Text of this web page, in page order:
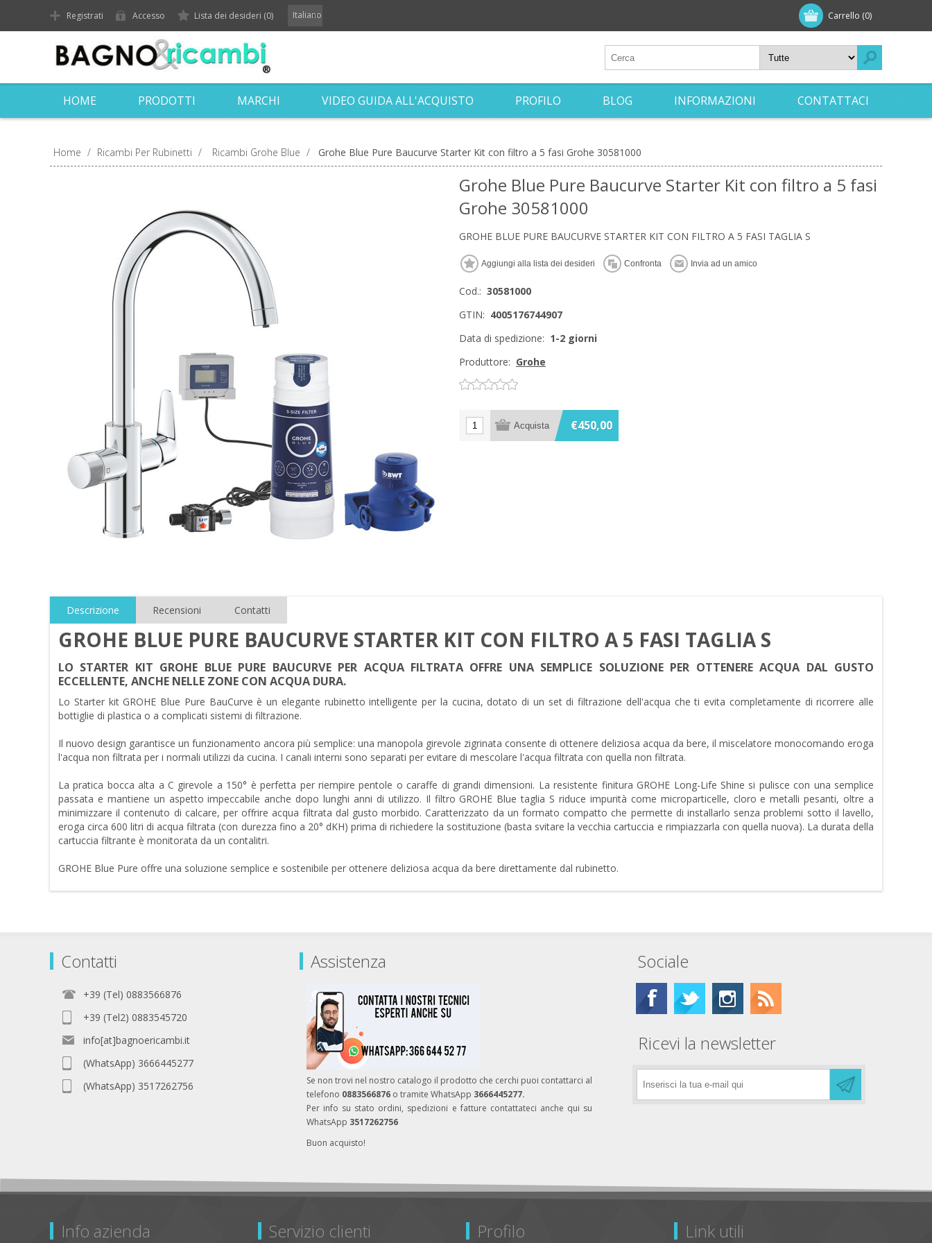
Carrello (0)
Registrati Accesso Lista dei desideri (0) Italiano
HOME PRODOTTI MARCHI VIDEO GUIDA ALL'ACQUISTO PROFILO BLOG INFORMAZIONI CONTATTACI
Home / Ricambi Per Rubinetti / Ricambi Grohe Blue / Grohe Blue Pure Baucurve Starter Kit con filtro a 5 fasi Grohe 30581000
Grohe Blue Pure Baucurve Starter Kit con filtro a 5 fasi
Grohe 30581000
GROHE BLUE PURE BAUCURVE STARTER KIT CON FILTRO A 5 FASI TAGLIA S
Cod.: 30581000
GTIN: 4005176744907
Data di spedizione: 1-2 giorni
Produttore: Grohe
€450,00
Descrizione Recensioni Contatti
GROHE BLUE PURE BAUCURVE STARTER KIT CON FILTRO A 5 FASI TAGLIA S
LO STARTER KIT GROHE BLUE PURE BAUCURVE PER ACQUA FILTRATA OFFRE UNA SEMPLICE SOLUZIONE PER OTTENERE ACQUA DAL GUSTO
ECCELLENTE, ANCHE NELLE ZONE CON ACQUA DURA.
Lo Starter kit GROHE Blue Pure BauCurve è un elegante rubinetto intelligente per la cucina, dotato di un set di filtrazione dell'acqua che ti evita completamente di ricorrere alle
bottiglie di plastica o a complicati sistemi di filtrazione.
Il nuovo design garantisce un funzionamento ancora più semplice: una manopola girevole zigrinata consente di ottenere deliziosa acqua da bere, il miscelatore monocomando eroga
l'acqua non filtrata per i normali utilizzi da cucina. I canali interni sono separati per evitare di mescolare l'acqua filtrata con quella non filtrata.
La pratica bocca alta a C girevole a 150° è perfetta per riempire pentole o caraffe di grandi dimensioni. La resistente finitura GROHE Long-Life Shine si pulisce con una semplice
passata e mantiene un aspetto impeccabile anche dopo lunghi anni di utilizzo. Il filtro GROHE Blue taglia S riduce impurità come microparticelle, cloro e metalli pesanti, oltre a
minimizzare il contenuto di calcare, per offrire acqua filtrata dal gusto morbido. Caratterizzato da un formato compatto che permette di installarlo senza problemi sotto il lavello,
eroga circa 600 litri di acqua filtrata (con durezza fino a 20° dKH) prima di richiedere la sostituzione (basta svitare la vecchia cartuccia e rimpiazzarla con quella nuova). La durata della
cartuccia filtrante è monitorata da un contalitri.
GROHE Blue Pure offre una soluzione semplice e sostenibile per ottenere deliziosa acqua da bere direttamente dal rubinetto.
Contatti
+39 (Tel) 0883566876
+39 (Tel2) 0883545720
info[at]bagnoericambi.it
(WhatsApp) 3666445277
(WhatsApp) 3517262756
Assistenza
Se non trovi nel nostro catalogo il prodotto che cerchi puoi contattarci al
telefono 0883566876 o tramite WhatsApp 3666445277.
Per info su stato ordini, spedizioni e fatture contattateci anche qui su
WhatsApp 3517262756
Buon acquisto!
Sociale
Ricevi la newsletter
Info azienda Servizio clienti Profilo Link utili